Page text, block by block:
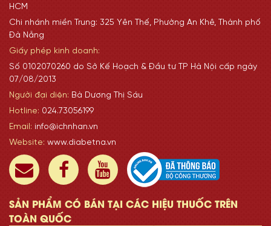
HCM
Chi nhánh miền Trung: 325 Yên Thế, Phường An Khê, Thành phố
Đà Nẵng
Giấy phép kinh doanh:
Số 0102070260 do Sở Kế Hoạch & Đầu tư TP Hà Nội cấp ngày
07/08/2013
Người đại diện: Bà Dương Thị Sáu
Hotline: 024.73056199
Email: info@ichnhan.vn
Website: www.diabetna.vn
SẢN PHẨM CÓ BÁN TẠI CÁC HIỆU THUỐC TRÊN
TOÀN QUỐC